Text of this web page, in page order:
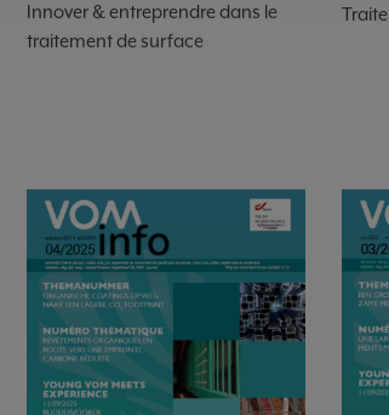
Innover & entreprendre dans le
traitement de surface